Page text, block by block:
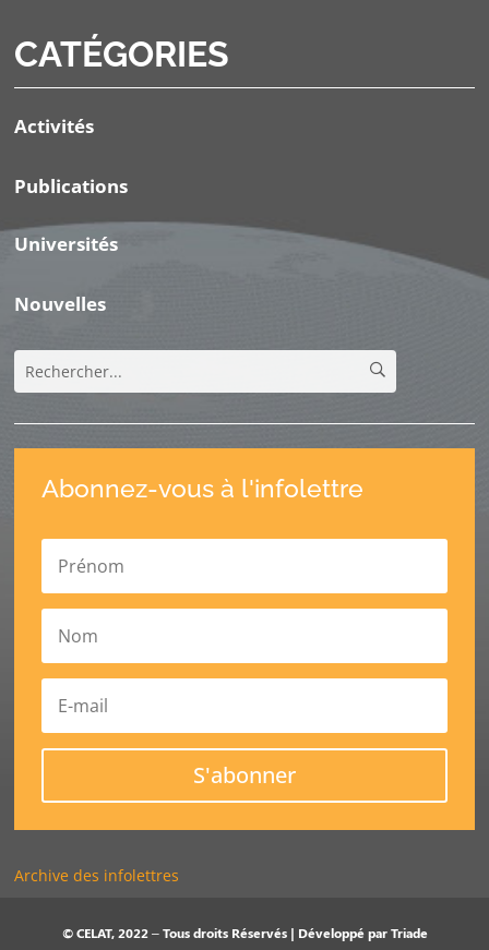
CATÉGORIES
Activités
Publications
Universités
Nouvelles
Abonnez-vous à l'infolettre
S'abonner
Archive des infolettres
© CELAT, 2022 – Tous droits Réservés | Développé parTriade